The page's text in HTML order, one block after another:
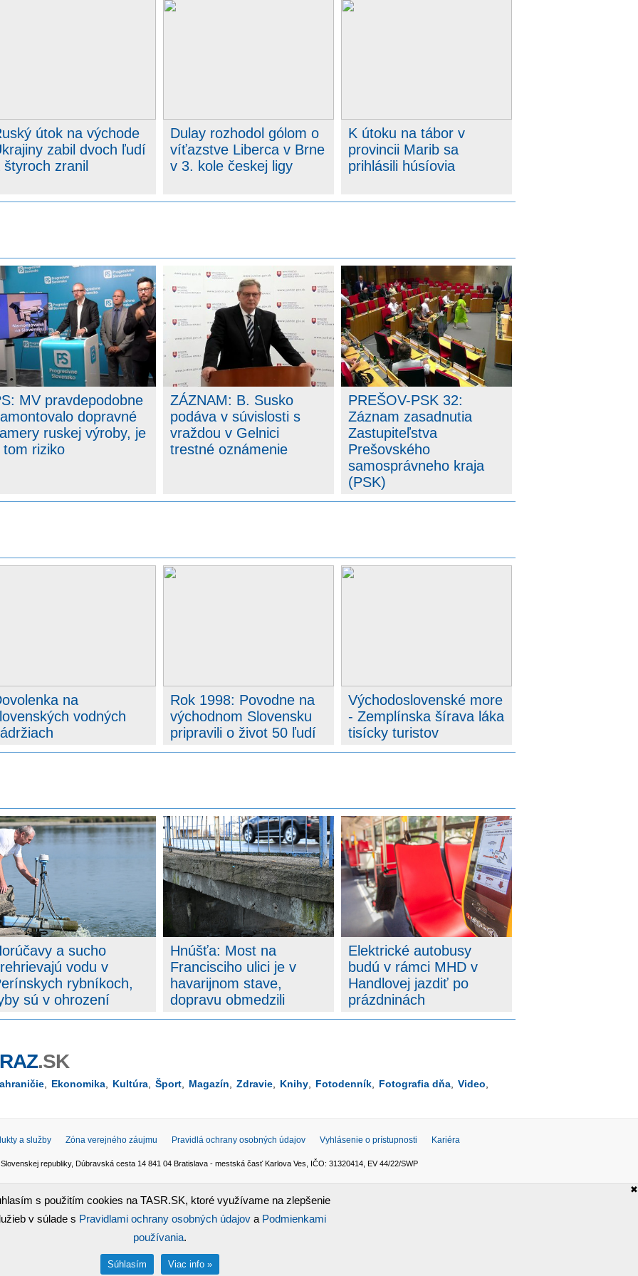
útok na východe
zabil dvoch ľudí
štyroch zranil
Dulay rozhodol gólom o
víťazstve Liberca v Brne
v 3. kole českej ligy
K útoku na tábor v
provincii Marib sa
prihlásili húsíovia
MV pravdepodobne
dopravné
ruskej výroby, je
tom riziko
ZÁZNAM: B. Susko
podáva v súvislosti s
vraždou v Gelnici
trestné oznámenie
PREŠOV-PSK 32:
Záznam zasadnutia
Zastupiteľstva
Prešovského
samosprávneho kraja
(PSK)
na
vodných
Rok 1998: Povodne na
východnom Slovensku
pripravili o život 50 ľudí
Východoslovenské more
- Zemplínska šírava láka
tisícky turistov
a sucho
vodu v
rybníkoch,
sú v ohrození
Hnúšťa: Most na
Francisciho ulici je v
havarijnom stave,
dopravu obmedzili
Elektrické autobusy
budú v rámci MHD v
Handlovej jazdiť po
prázdninách
.SK
Ekonomika Kultúra Šport Magazín Zdravie Knihy Fotodenník Fotografia dňa Video
a služby Zóna verejného záujmu Pravidlá ochrany osobných údajov Vyhlásenie o prístupnosti
Kariéra
republiky, Dúbravská cesta 14 841 04 Bratislava - mestská časť Karlova Ves, IČO: 31320414, EV 44/22/SWP
2022 Z. z.
Agency s.r.o.. Žiadosť o zverejnenie opravy v zmysle zákona o publikáciách je možné zaslať na adresu oprava@tasr.sk. Obsah stránok je
s použitím cookies na TASR.SK, ktoré využívame na zlepšenie
v súlade s Pravidlami ochrany osobných údajov a Podmienkami
používania.
Súhlasím Viac info »
✖